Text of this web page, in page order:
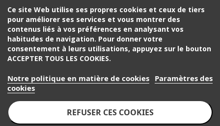
Ce site Web utilise ses propres cookies et ceux de tiers
pour améliorer ses services et vous montrer des
contenus liés à vos préférences en analysant vos
habitudes de navigation. Pour donner votre
consentement à leurs utilisations, appuyez sur le bouton
ACCEPTER TOUS LES COOKIES.
Notre politique en matière de cookies Paramètres des
cookies
REFUSER CES COOKIES
1971 Grimisuat
+41-27-588-00-72
Votre contact à Fribourg, Neuchâtel
+41-24-539-16-75
Votre contact région de Genève, Jura, Berne
+41-22-518-30-30